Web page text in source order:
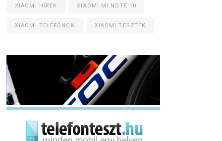
XIAOMI HÍREK XIAOMI MI NOTE 10
XIAOMI TELEFONOK XIAOMI TESZTEK